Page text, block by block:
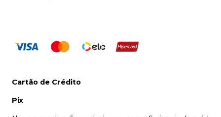
Cartão de Crédito
Pix